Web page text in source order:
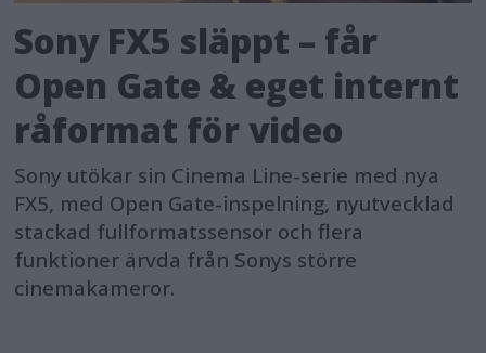
Sony FX5 släppt – får
Open Gate & eget internt
råformat för video
Sony utökar sin Cinema Line-serie med nya
FX5, med Open Gate-inspelning, nyutvecklad
stackad fullformatssensor och flera
funktioner ärvda från Sonys större
cinemakameror.